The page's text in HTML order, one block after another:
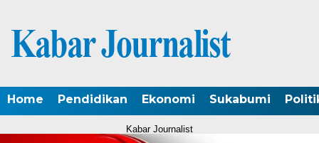
Home Pendidikan Ekonomi Sukabumi
Kabar Journalist